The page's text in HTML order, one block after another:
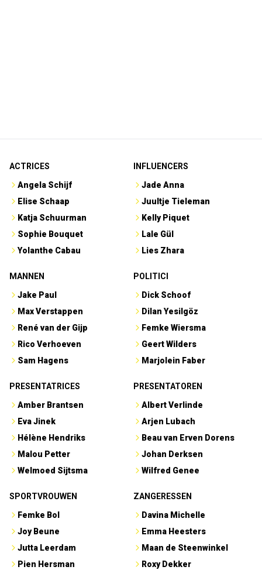
ACTRICES
Angela Schijf
Elise Schaap
Katja Schuurman
Sophie Bouquet
Yolanthe Cabau
INFLUENCERS
Jade Anna
Juultje Tieleman
Kelly Piquet
Lale Gül
Lies Zhara
MANNEN
Jake Paul
Max Verstappen
René van der Gijp
Rico Verhoeven
Sam Hagens
POLITICI
Dick Schoof
Dilan Yesilgöz
Femke Wiersma
Geert Wilders
Marjolein Faber
PRESENTATRICES
Amber Brantsen
Eva Jinek
Hélène Hendriks
Malou Petter
Welmoed Sijtsma
PRESENTATOREN
Albert Verlinde
Arjen Lubach
Beau van Erven Dorens
Johan Derksen
Wilfred Genee
SPORTVROUWEN
Femke Bol
Joy Beune
Jutta Leerdam
Pien Hersman
ZANGERESSEN
Davina Michelle
Emma Heesters
Maan de Steenwinkel
Roxy Dekker